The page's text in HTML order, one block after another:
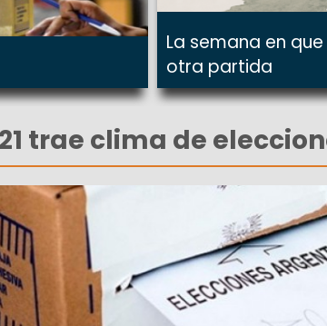
La semana en
otra partida
trae clima de